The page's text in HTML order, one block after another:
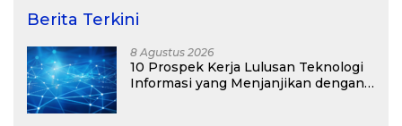
Berita Terkini
8 Agustus 2026
10 Prospek Kerja Lulusan Teknologi
Informasi yang Menjanjikan dengan